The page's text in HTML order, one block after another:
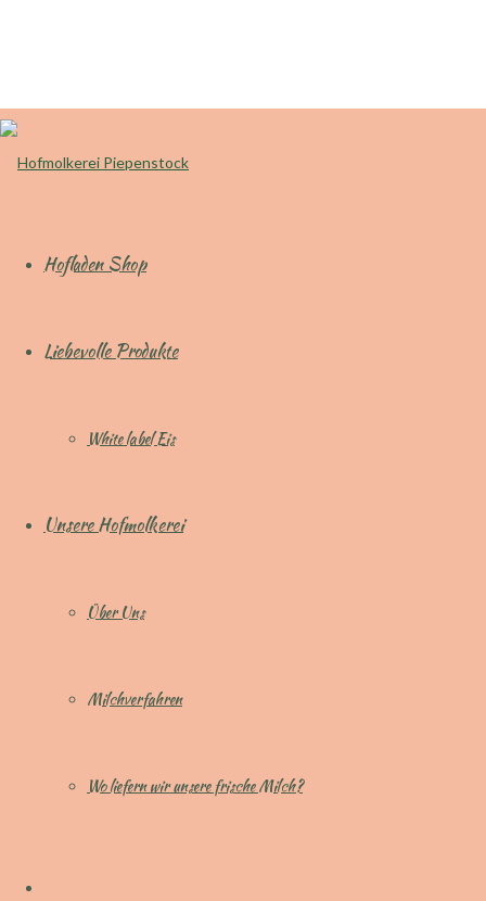
Hofladen Shop
Liebevolle Produkte
White label Eis
Unsere Hofmolkerei
Über Uns
Milchverfahren
Wo liefern wir unsere frische Milch?​